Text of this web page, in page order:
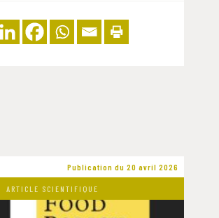
Publication du 20 avril 2026
ARTICLE SCIENTIFIQUE